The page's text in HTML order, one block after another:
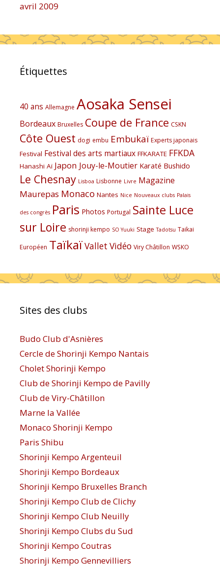
avril 2009
Étiquettes
40 ans Allemagne Aosaka Sensei
Bordeaux Bruxelles Coupe de France CSKN
Côte Ouest dogi embu Embukaï Experts japonais
Festival Festival des arts martiaux FFKARATE FFKDA
Hanashi Aï Japon Jouy-le-Moutier Karaté Bushido
Le Chesnay Lisboa Lisbonne Livre Magazine
Maurepas Monaco Nantes Nice Nouveaux clubs Palais
des congrès Paris Photos Portugal Sainte Luce
sur Loire shorinji kempo SO Yuuki Stage Tadotsu Taikai
Européen TaïkaïVallet Vidéo Viry Châtillon WSKO
Sites des clubs
Budo Club d'Asnières
Cercle de Shorinji Kempo Nantais
Cholet Shorinji Kempo
Club de Shorinji Kempo de Pavilly
Club de Viry-Châtillon
Marne la Vallée
Monaco Shorinji Kempo
Paris Shibu
Shorinji Kempo Argenteuil
Shorinji Kempo Bordeaux
Shorinji Kempo Bruxelles Branch
Shorinji Kempo Club de Clichy
Shorinji Kempo Club Neuilly
Shorinji Kempo Clubs du Sud
Shorinji Kempo Coutras
Shorinji Kempo Gennevilliers